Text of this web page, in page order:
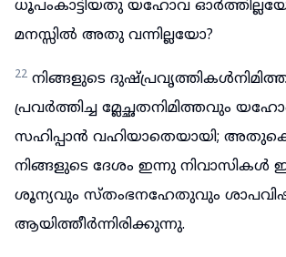
ധൂപംകാട്ടിയതു യഹോവ
മനസ്സിൽ അതു വന്നില്ലയോ?
22 നിങ്ങളുടെ
പ്രവർത്തിച്ച മ്ലേച്ഛതനിമിത്തവും
സഹിപ്പാൻ വഹിയാതെയായി;
നിങ്ങളുടെ ദേശം ഇന്നു നിവാസികൾ
ശൂന്യവും സ്തംഭനഹേതുവും
ആയിത്തീർന്നിരിക്കുന്നു.